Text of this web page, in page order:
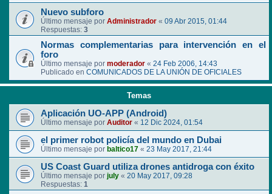
Nuevo subforo
Último mensaje por Administrador « 09 Abr 2015, 01:44
Respuestas: 3
Normas complementarias para intervención en el
foro
Último mensaje por moderador « 24 Feb 2006, 14:43
Publicado en COMUNICADOS DE LA UNIÓN DE OFICIALES
Temas
Aplicación UO-APP (Android)
Último mensaje por Auditor « 12 Dic 2024, 01:54
el primer robot policía del mundo en Dubai
Último mensaje por baltico17 « 23 May 2017, 21:44
US Coast Guard utiliza drones antidroga con éxito
Último mensaje por july « 20 May 2017, 09:28
Respuestas: 1